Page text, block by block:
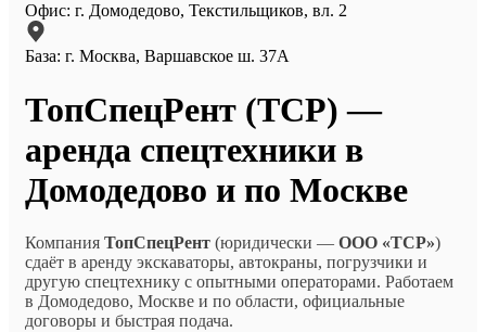
Офис: г. Домодедово, Текстильщиков, вл. 2
База: г. Москва, Варшавское ш. 37А
ТопСпецРент (ТСР) —
аренда спецтехники в
Домодедово и по Москве
Компания ТопСпецРент (юридически — ООО «ТСР»)
сдаёт в аренду экскаваторы, автокраны, погрузчики и
другую спецтехнику с опытными операторами. Работаем
в Домодедово, Москве и по области, официальные
договоры и быстрая подача.